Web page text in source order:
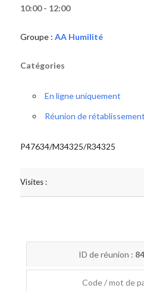
10:00 - 12:00
Groupe : AA Humilité
Catégories
En ligne uniquement
Réunion de rétablissement
P47634/M34325/R34325
Visites :
ID de réunion :
Code / mot de